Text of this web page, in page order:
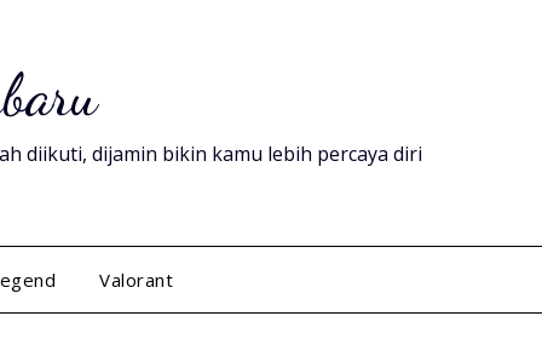
diikuti, dijamin bikin kamu lebih percaya diri
Valorant